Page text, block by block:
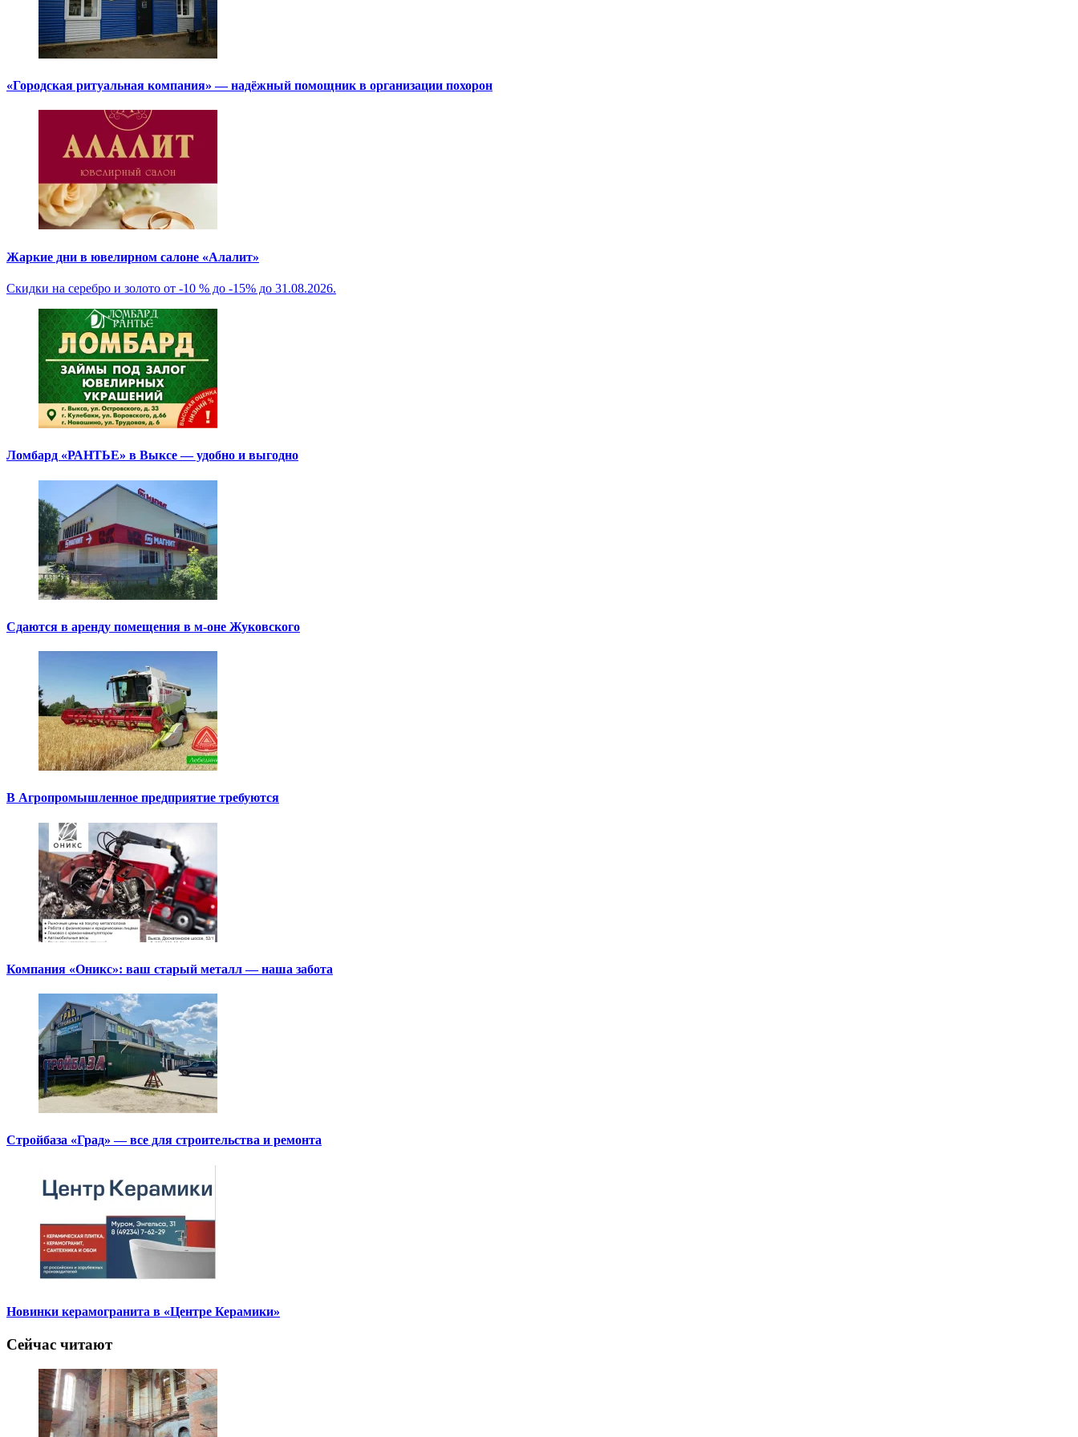
«Городская ритуальная компания» — надёжный помощник в организации похорон
Жаркие дни в ювелирном салоне «Алалит»
Скидки на серебро и золото от -10 % до -15% до 31.08.2026.
Ломбард «РАНТЬЕ» в Выксе — удобно и выгодно
Сдаются в аренду помещения в м-оне Жуковского
В Агропромышленное предприятие требуются
Компания «Оникс»: ваш старый металл — наша забота
Стройбаза «Град» — все для строительства и ремонта
Новинки керамогранита в «Центре Керамики»
Сейчас читают